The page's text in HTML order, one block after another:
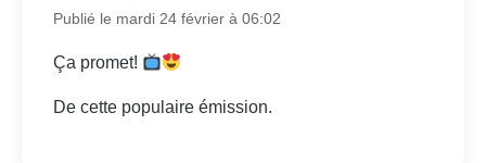
Publié le mardi 24 février à 06:02
Ça promet!
De cette populaire émission.